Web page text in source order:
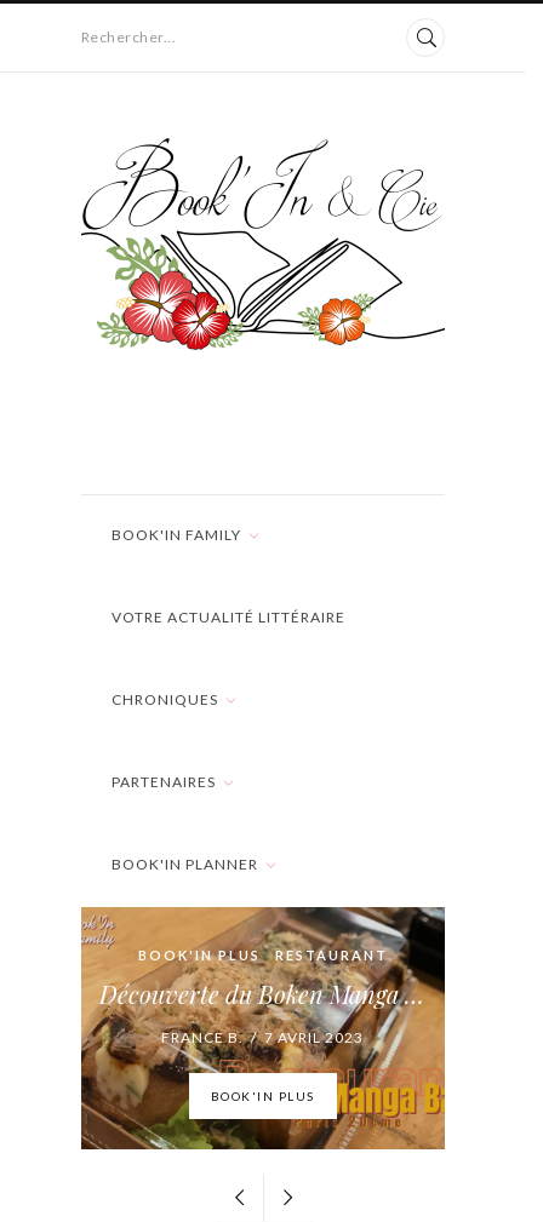
Rechercher...
BOOK'IN FAMILY
VOTRE ACTUALITÉ LITTÉRAIRE
CHRONIQUES
PARTENAIRES
BOOK'IN PLANNER
BOOK'IN PLUS RESTAURANT
Découverte du Boken Manga Bar
FRANCE B. / 7 AVRIL 2023
BOOK'IN PLUS